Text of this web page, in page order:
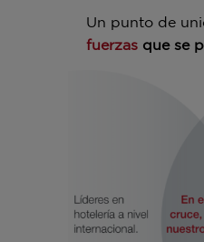
Un punto de
fuerzas que se